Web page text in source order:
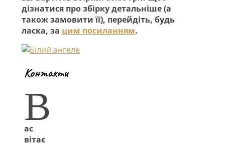
дізнатися про збірку детальніше (а
також замовити її), перейдіть, будь
ласка, за цим посиланням.
Контакти
В
ас
вітає